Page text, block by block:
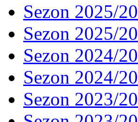
Sezon 2025/
Sezon 2025/
Sezon 2024/
Sezon 2024/
Sezon 2023/